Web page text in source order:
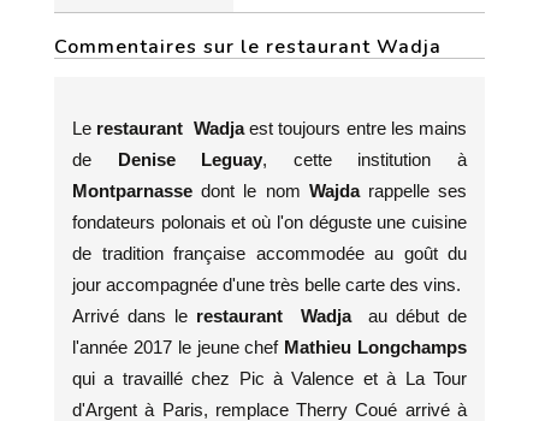
Commentaires sur le restaurant Wadja
Le restaurant Wadjaest toujours entre les mains
de Denise Leguay, cette institution à
Montparnassedont le nom Wajda rappelle ses
fondateurs polonais et où l'on déguste une cuisine
de tradition française accommodée au goût du
jour accompagnée d'une très belle carte des vins.
Arrivé dans le restaurant Wadja au début de
l'année 2017 le jeune chefMathieu Longchamps
qui a travaillé chez Pic à Valence et à La Tour
d'Argent à Paris, remplace Therry Coué arrivé à